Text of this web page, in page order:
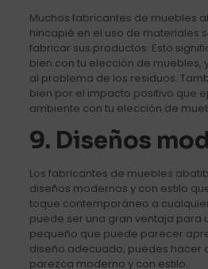
Muchos fabricantes de muebles
hincapié en el uso de materiales
fabricar sus productos. Esto
bien con tu elección de muebles,
al problema de los residuos.
bien por el impacto positivo que
ambiente con tu elección de
9. Diseños
Los fabricantes de muebles
diseños modernos y con estilo
toque contemporáneo a
puede ser una gran ventaja para
pequeño que puede parecer
diseño adecuado, puedes hacer
parezca moderno y con estilo.